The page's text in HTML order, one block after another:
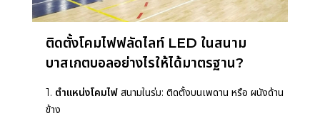
ติดตั้งโคมไฟฟลัดไลท์ LED ในสนาม
บาสเกตบอลอย่างไรให้ได้มาตรฐาน?
1. ตำแหน่งโคมไฟ สนามในร่ม: ติดตั้งบนเพดาน หรือ ผนังด้าน
ข้าง